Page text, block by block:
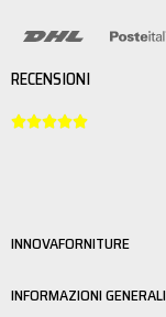
RECENSIONI

INNOVAFORNITURE
INFORMAZIONI GENERALI